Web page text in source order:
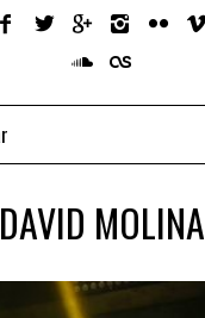
DAVID MOLINA